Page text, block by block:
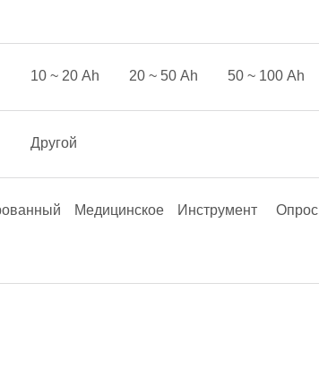
10 ~ 20 Аh 20 ~ 50 Аh 50 ~ 100 Аh
Другой
Медицинское Инструмент Опрос